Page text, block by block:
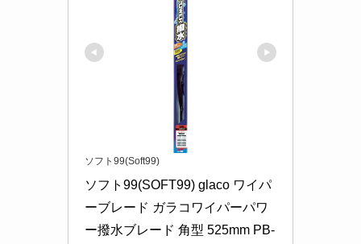
ソフト99(Soft99)
ソフト99(SOFT99) glaco ワイパ
ーブレード ガラコワイパーパワ
ー撥水ブレード 角型 525mm PB-